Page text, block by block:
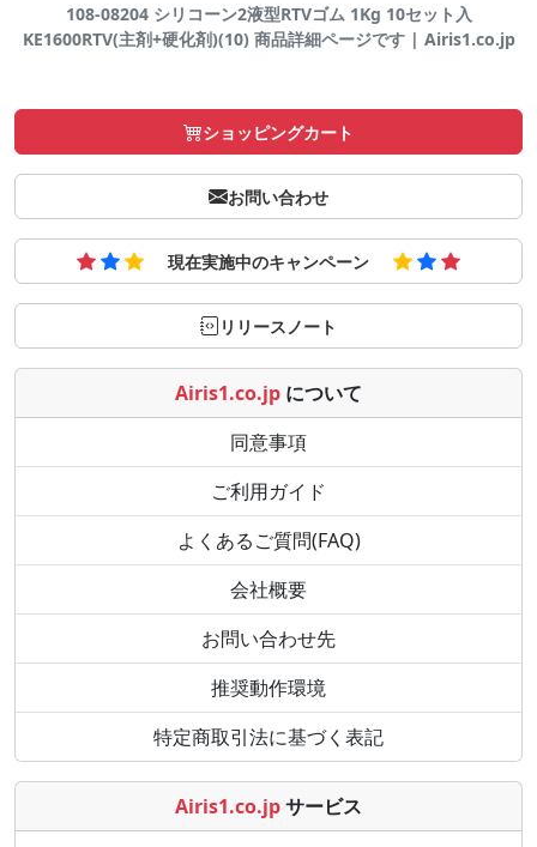
108-08204 シリコーン2液型RTVゴム 1Kg 10セット入
KE1600RTV(主剤+硬化剤)(10) 商品詳細ページです | Airis1.co.jp
ショッピングカート
お問い合わせ
現在実施中のキャンペーン
リリースノート
Airis1.co.jp について
同意事項
ご利用ガイド
よくあるご質問(FAQ)
会社概要
お問い合わせ先
推奨動作環境
特定商取引法に基づく表記
Airis1.co.jpサービス